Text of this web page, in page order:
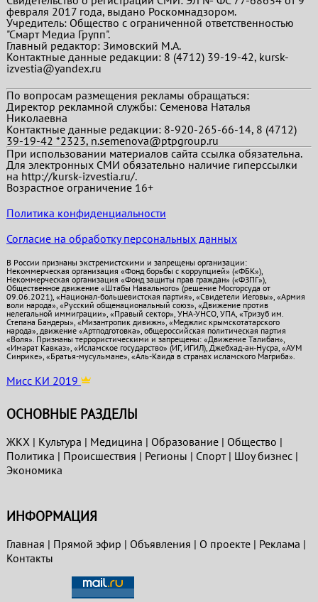
февраля 2017 года, выдано Роскомнадзором.
Учредитель: Общество с ограниченной ответственностью
"Смарт Медиа Групп".
Главный редактор:Зимовский М.А.
Контактные данные редакции: 8 (4712) 39-19-42, kursk-
izvestia@yandex.ru
По вопросам размещения рекламы обращаться:
Директор рекламной службы: Семенова Наталья
Николаевна
Контактные данные редакции: 8-920-265-66-14, 8 (4712)
39-19-42 *2323, n.semenova@ptpgroup.ru
При использовании материалов сайта ссылка обязательна.
Для электронных СМИ обязательно наличие гиперссылки
на http://kursk-izvestia.ru/.
Возрастное ограничение 16+
Политика конфиденциальности
Согласие на обработку персональных данных
В России признаны экстремистскими и запрещены организации:
Некоммерческая организация «Фонд борьбы с коррупцией» («ФБК»),
Некоммерческая организация «Фонд защиты прав граждан» («ФЗПГ»),
Общественное движение «Штабы Навального» (решение Мосгорсуда от
09.06.2021), «Национал-большевистская партия», «Свидетели Иеговы», «Армия
воли народа», «Русский общенациональный союз», «Движение против
нелегальной иммиграции», «Правый сектор», УНА-УНСО, УПА, «Тризуб им.
Степана Бандеры», «Мизантропик дивижн», «Меджлис крымскотатарского
народа», движение «Артподготовка», общероссийская политическая партия
«Воля». Признаны террористическими и запрещены: «Движение Талибан»,
«Имарат Кавказ», «Исламское государство» (ИГ, ИГИЛ), Джебхад-ан-Нусра, «АУМ
Синрике», «Братья-мусульмане», «Аль-Каида в странах исламского Магриба».
Мисс КИ 2019
ОСНОВНЫЕ РАЗДЕЛЫ
ЖКХ | Культура | Медицина | Образование| Общество |
Политика | Проиcшествия | Регионы | Спорт| Шоу бизнес|
Экономика
ИНФОРМАЦИЯ
Главная | Прямой эфир | Объявления | О проекте| Реклама |
Контакты